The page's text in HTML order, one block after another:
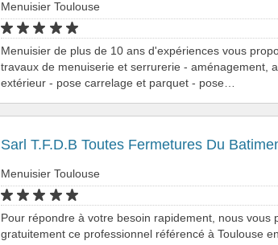
Menuisier Toulouse
Menuisier de plus de 10 ans d'expériences vous
travaux de menuiserie et serrurerie - aménagement,
extérieur - pose carrelage et parquet - pose…
Sarl T.F.D.B Toutes Fermetures Du
Menuisier Toulouse
Pour répondre à votre besoin rapidement, nous vous
gratuitement ce professionnel référencé à Toulouse